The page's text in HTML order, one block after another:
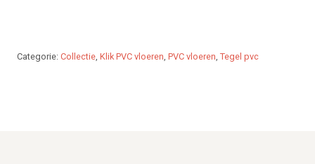
Categorie: Collectie, Klik PVC vloeren, PVC vloeren, Tegel pvc